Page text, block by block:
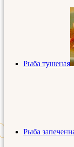
Рыба тушеная
Рыба